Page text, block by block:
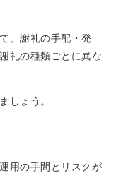
、謝礼の手配・発
礼の種類ごとに異な
しょう。
用の手間とリスクが